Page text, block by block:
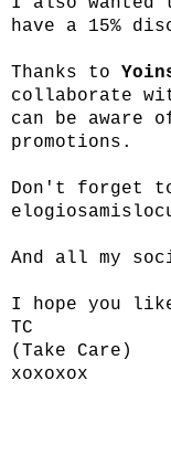
have a 15%
Thanks to
collaborate
can be aware
promotions.
Don't forget
And all my
I hope you
TC
(Take Care)
xoxoxox